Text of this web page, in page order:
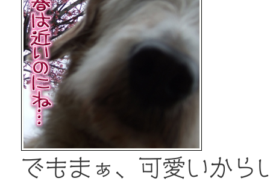
でもまぁ、可愛いから